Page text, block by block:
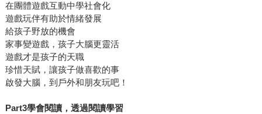
在團體遊戲互動中學社會化
遊戲玩伴有助於情緒發展
給孩子野放的機會
家事變遊戲，孩子大腦更靈活
遊戲才是孩子的天職
珍惜天賦，讓孩子做喜歡的事
啟發大腦，到戶外和朋友玩吧！
Part3學會閱讀，透過閱讀學習